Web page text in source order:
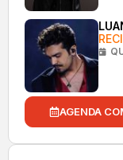
AGENDA